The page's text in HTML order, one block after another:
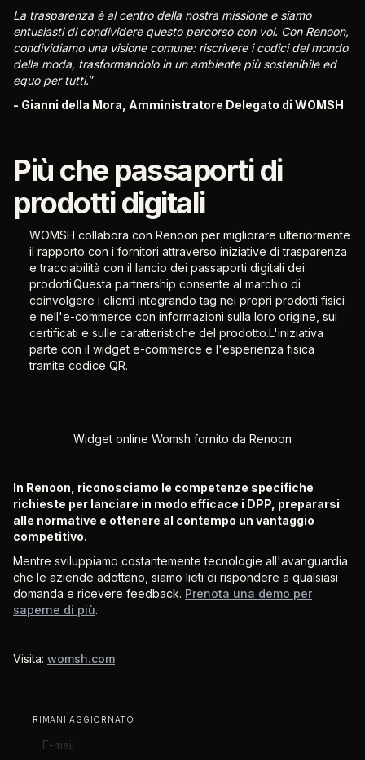
La trasparenza è al centro della nostra missione e siamo
entusiasti di condividere questo percorso con voi. Con Renoon,
condividiamo una visione comune: riscrivere i codici del mondo
della moda, trasformandolo in un ambiente più sostenibile ed
equo per tutti.”
- Gianni della Mora, Amministratore Delegato di WOMSH
Più che passaporti di
prodotti digitali
WOMSH collabora con Renoon per migliorare ulteriormente
il rapporto con i fornitori attraverso iniziative di trasparenza
e tracciabilità con il lancio dei passaporti digitali dei
prodotti.Questa partnership consente al marchio di
coinvolgere i clienti integrando tag nei propri prodotti fisici
e nell'e-commerce con informazioni sulla loro origine, sui
certificati e sulle caratteristiche del prodotto.L'iniziativa
parte con il widget e-commerce e l'esperienza fisica
tramite codice QR.
Widget online Womsh fornito da Renoon
In Renoon, riconosciamo le competenze specifiche
richieste per lanciare in modo efficace i DPP, prepararsi
alle normative e ottenere al contempo un vantaggio
competitivo.
Mentre sviluppiamo costantemente tecnologie all'avanguardia
che le aziende adottano, siamo lieti di rispondere a qualsiasi
domanda e ricevere feedback. Prenota una demo per
saperne di più.
Visita: womsh.com
RIMANI AGGIORNATO